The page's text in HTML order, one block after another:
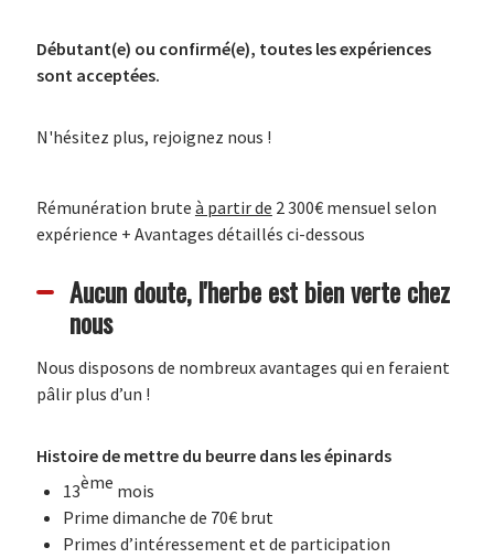
Débutant(e) ou confirmé(e), toutes les expériences
sont acceptées.
N'hésitez plus, rejoignez nous !
Rémunération brute à partir de 2 300€ mensuel selon
expérience + Avantages détaillés ci-dessous
Aucun doute, l'herbe est bien verte chez
nous
Nous disposons de nombreux avantages qui en feraient
pâlir plus d’un !
Histoire de mettre du beurre dans les épinards
13ème mois
Prime dimanche de 70€ brut
Primes d’intéressement et de participation